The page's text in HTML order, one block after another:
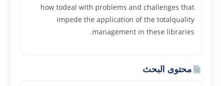
how todeal with problems and challenges that
impede the application of the totalquality
management in these libraries.
محتوى البحث